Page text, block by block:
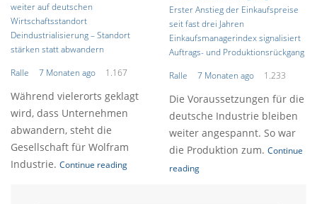
weiter auf deutschen
Wirtschaftsstandort
Deindustrialisierung – Standort
stärken statt abwandern
Ralle
7 Monaten ago 1.167
Während vielerorts geklagt
wird, dass Unternehmen
abwandern, steht die
Gesellschaft für Wolfram
Industrie. Continue reading
Erster Anstieg der Einkaufspreise
seit fast drei Jahren
Einkaufsmanagerindex signalisiert
Auftrags- und Produktionsrückgang
Ralle
7 Monaten ago 1.233
Die Voraussetzungen für die
deutsche Industrie bleiben
weiter angespannt. So war
die Produktion zum. Continue
reading